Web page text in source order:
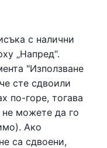
с налични
„Напред“.
"Използване
сте сдвоили
по-горе, тогава
можете да го
Ако
са сдвоени,